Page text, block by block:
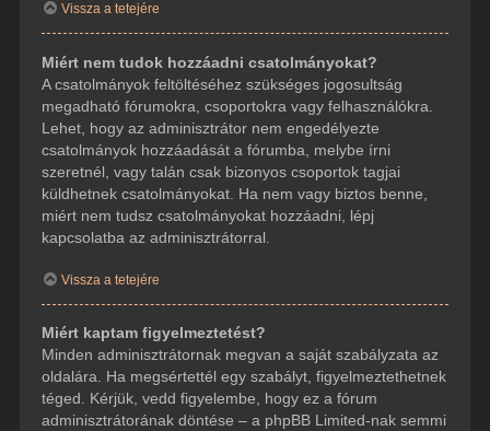
Vissza a tetejére
Miért nem tudok hozzáadni csatolmányokat?
A csatolmányok feltöltéséhez szükséges jogosultság
megadható fórumokra, csoportokra vagy felhasználókra.
Lehet, hogy az adminisztrátor nem engedélyezte
csatolmányok hozzáadását a fórumba, melybe írni
szeretnél, vagy talán csak bizonyos csoportok tagjai
küldhetnek csatolmányokat. Ha nem vagy biztos benne,
miért nem tudsz csatolmányokat hozzáadni, lépj
kapcsolatba az adminisztrátorral.
Vissza a tetejére
Miért kaptam figyelmeztetést?
Minden adminisztrátornak megvan a saját szabályzata az
oldalára. Ha megsértettél egy szabályt, figyelmeztethetnek
téged. Kérjük, vedd figyelembe, hogy ez a fórum
adminisztrátorának döntése – a phpBB Limited-nak semmi